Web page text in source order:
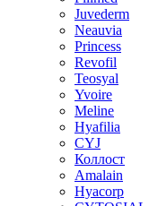
Juvederm
Neauvia
Princess
Revofil
Teosyal
Yvoire
Meline
Hyafilia
CYJ
Коллост
Amalain
Hyacorp